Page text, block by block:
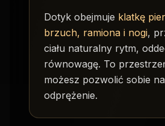
Dotyk obejmuje klatkę
brzuch, ramiona i nogi,
ciału naturalny rytm,
równowagę. To
możesz pozwolić sobie na
odprężenie.